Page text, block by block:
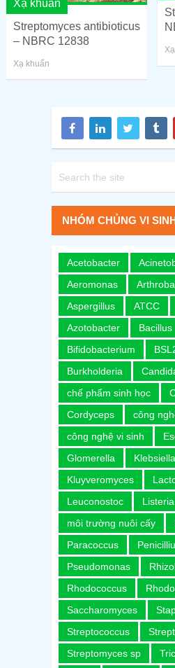
Xạ khuẩn
Streptomyces antibioticus
– NBRC 12838
Xạ khuẩn
NHÓM CHỦNG VI
Acetobacter
Aeromonas
Aspergillus
ATCC
Azotobacter
Bacillus
Bifidobacterium
Burkholderia
chế phẩm sinh học
Cordyceps
công
công nghệ vi sinh
Glomerella
Klebsiella
Kluyveromyces
Leuconostoc
Listeria
môi trường nuôi cấy
Paracoccus
Pseudomonas
Rhodococcus
Saccharomyces
Streptococcus
Streptomyces sp